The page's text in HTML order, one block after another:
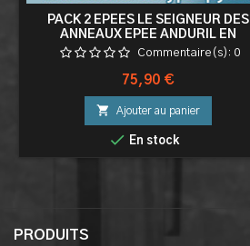
PACK 2 EPEES LE SEIGNEUR DES
ANNEAUX EPEE ANDURIL EN
POLYPROPYLENE EPEE SABRE
Commentaire(s): 0
Prix
75,90 €
 Ajouter au panier
 En stock
PRODUITS